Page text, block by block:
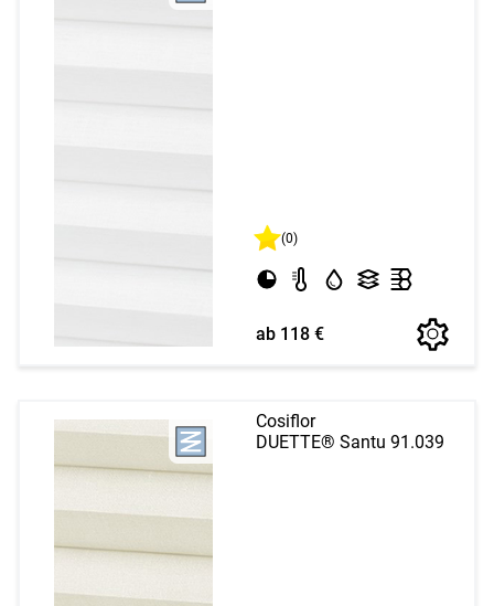
(0)
ab 118 €
Cosiflor
DUETTE® Santu 91.039